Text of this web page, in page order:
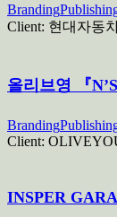
Branding
Client: 현대자동
올리브영 『
Branding
Client:
INSPER